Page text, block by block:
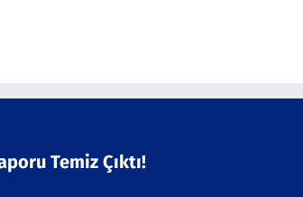
Temiz Çıktı!